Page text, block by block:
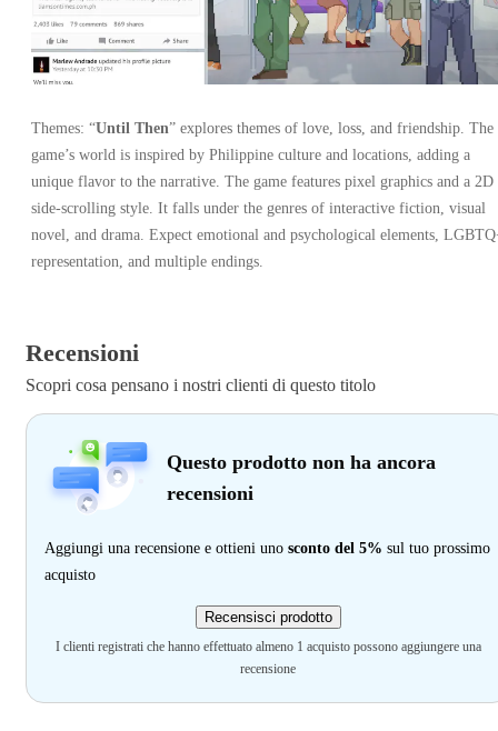
Themes: “Until Then” explores themes of love, loss, and friendship. The
game’s world is inspired by Philippine culture and locations, adding a
unique flavor to the narrative. The game features pixel graphics and a 2D
side-scrolling style. It falls under the genres of interactive fiction, visual
novel, and drama. Expect emotional and psychological elements,
representation, and multiple endings.
Recensioni
Scopri cosa pensano i nostri clienti di questo titolo
Questo prodotto non ha ancora
recensioni
Aggiungi una recensione e ottieni uno sconto del 5% sul tuo prossimo
acquisto
Recensisci prodotto
I clienti registrati che hanno effettuato almeno 1 acquisto possono aggiungere una
recensione